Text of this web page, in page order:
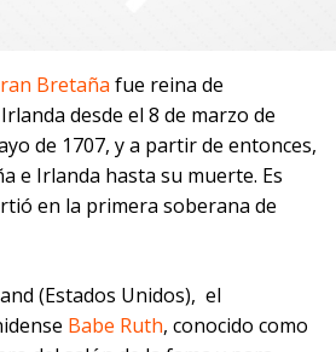
Bretaña fue reina de
desde el 8 de marzo de
de 1707, y a partir de entonces,
e Irlanda hasta su muerte.​ Es
en la primera soberana de
(Estados Unidos), el
Babe Ruth, conocido como